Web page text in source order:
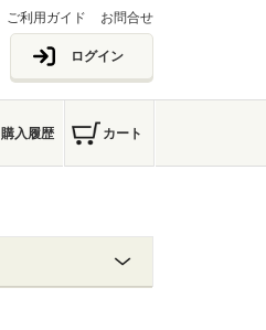
ご利用ガイド お問合せ
ログイン
購入履歴 カート